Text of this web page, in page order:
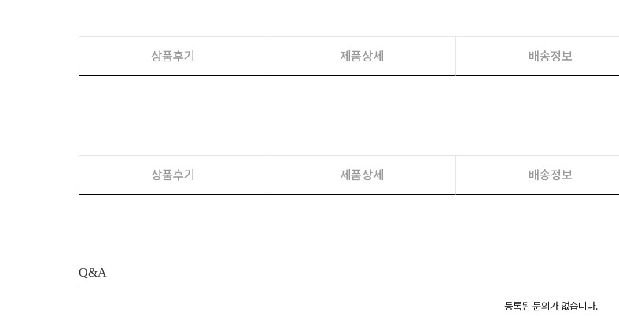
상품후기 제품상세 배송정보
상품후기 제품상세 배송정보
Q&A
등록된 문의가 없습니다.